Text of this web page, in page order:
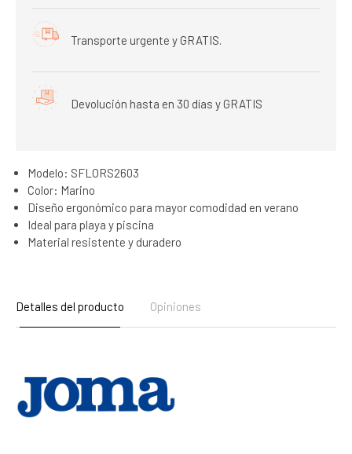
Transporte urgente y GRATIS.
Devolución hasta en 30 días y GRATIS
Modelo: SFLORS2603
Color: Marino
Diseño ergonómico para mayor comodidad en verano
Ideal para playa y piscina
Material resistente y duradero
Detalles del producto Opiniones